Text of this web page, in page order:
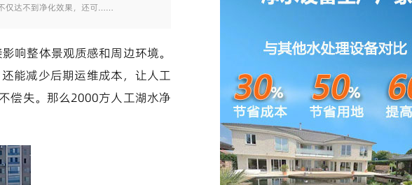
仅达不到净化效果，还可……
响整体景观质感和周边环境。
能减少后期运维成本，让人工
偿失。那么2000方人工湖水净